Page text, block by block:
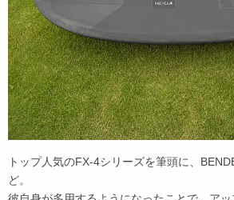
トップ人気のFX-4シリーズを筆頭に、
ど。